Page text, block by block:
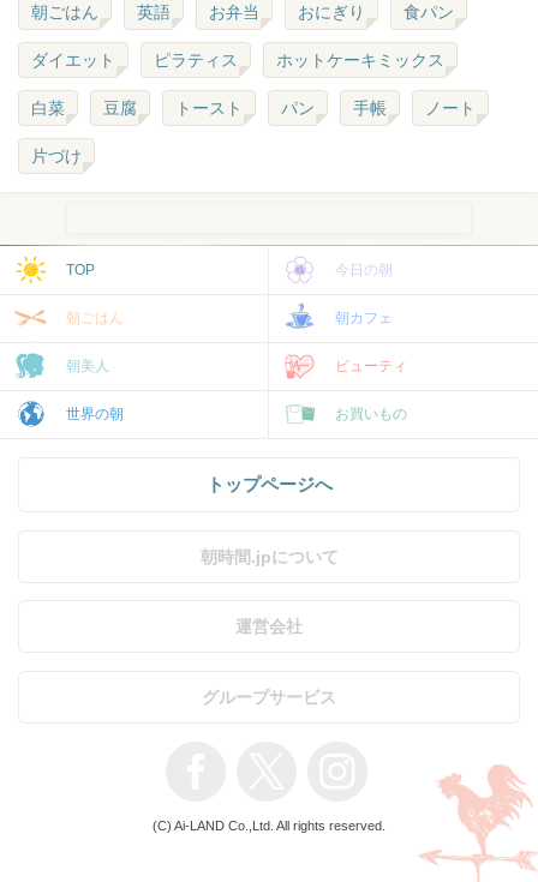
朝ごはん 英語 お弁当 おにぎり 食パン
ダイエット ピラティス ホットケーキミックス
白菜 豆腐 トースト パン 手帳 ノート
片づけ
TOP 今日の朝
朝ごはん 朝カフェ
朝美人 ビューティ
世界の朝 お買いもの
トップページへ
朝時間.jpについて
運営会社
グループサービス
(C) Ai-LAND Co.,Ltd. All rights reserved.